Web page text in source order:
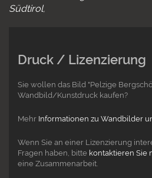
Südtirol
Druck / Lizenzierung
Sie wollen das Bild "Pelzige
Wandbild/Kunstdruck kaufen?
Mehr Informationen zu Wandbilder
Wenn Sie an einer Lizenzierung
Fragen haben, bitte kontaktieren Sie
eine Zusammenarbeit.